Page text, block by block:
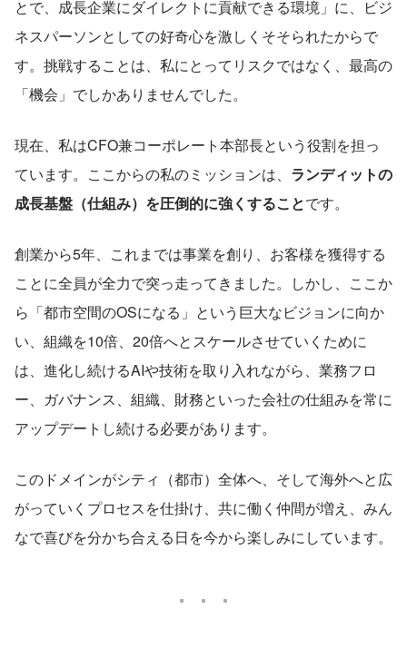
とで、成長企業にダイレクトに貢献できる環境」に、ビジ
ネスパーソンとしての好奇心を激しくそそられたからで
す。挑戦することは、私にとってリスクではなく、最高の
「機会」でしかありませんでした。
現在、私はCFO兼コーポレート本部長という役割を担っ
ています。ここからの私のミッションは、 ランディットの
成長基盤（仕組み）を圧倒的に強くすることです。
創業から5年、これまでは事業を創り、お客様を獲得する
ことに全員が全力で突っ走ってきました。しかし、ここか
ら「都市空間のOSになる」という巨大なビジョンに向か
い、組織を10倍、20倍へとスケールさせていくために
は、進化し続けるAIや技術を取り入れながら、業務フロ
ー、ガバナンス、組織、財務といった会社の仕組みを常に
アップデートし続ける必要があります。
このドメインがシティ（都市）全体へ、そして海外へと広
がっていくプロセスを仕掛け、共に働く仲間が増え、みん
なで喜びを分かち合える日を今から楽しみにしています。